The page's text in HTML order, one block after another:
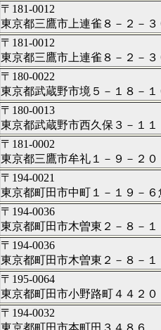
〒181-0012
東京都三鷹市上連雀８－２－３
〒181-0012
東京都三鷹市上連雀８－２－３
〒180-0022
東京都武蔵野市境５－１８－１
〒180-0013
東京都武蔵野市西久保３－１１
〒181-0002
東京都三鷹市牟礼１－９－２０
〒194-0021
東京都町田市中町１－１９－６
〒194-0036
東京都町田市木曽東２－８－１
〒194-0036
東京都町田市木曽東２－８－１
〒195-0064
東京都町田市小野路町４４２０
〒194-0032
東京都町田市本町田３４８６